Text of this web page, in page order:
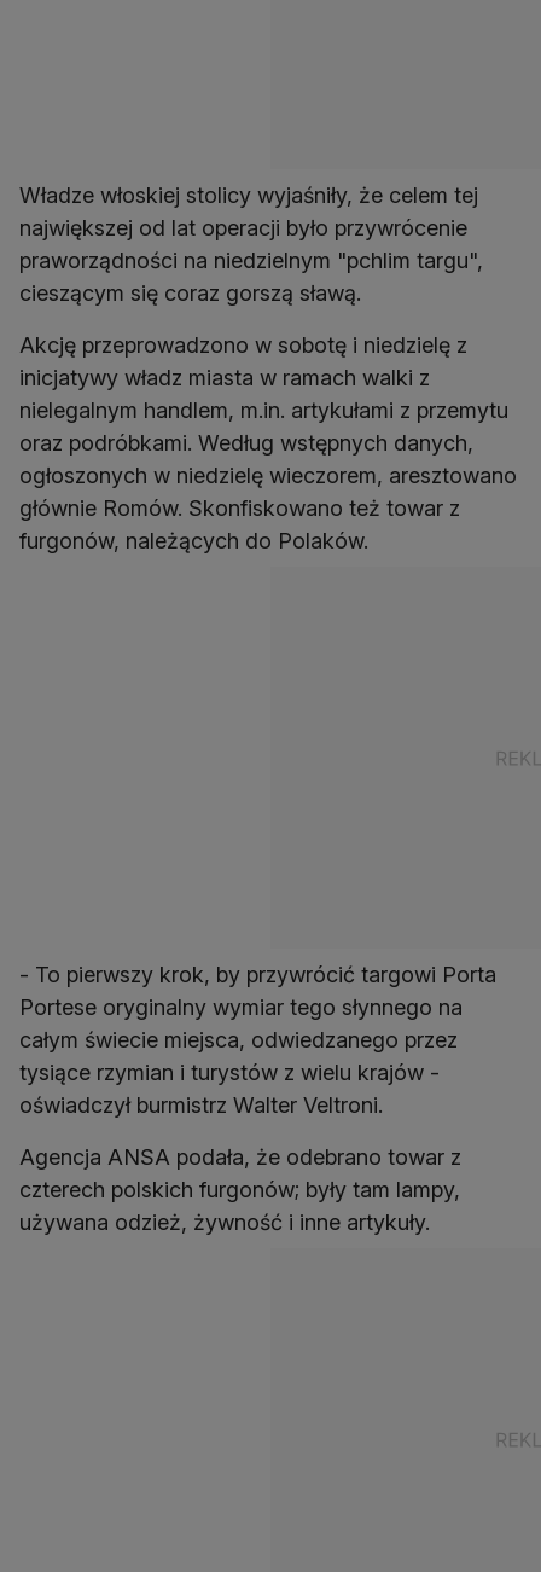
Władze włoskiej stolicy wyjaśniły, że celem tej
największej od lat operacji było przywrócenie
praworządności na niedzielnym "pchlim targu",
cieszącym się coraz gorszą sławą.
Akcję przeprowadzono w sobotę i niedzielę z
inicjatywy władz miasta w ramach walki z
nielegalnym handlem, m.in. artykułami z przemytu
oraz podróbkami. Według wstępnych danych,
ogłoszonych w niedzielę wieczorem, aresztowano
głównie Romów. Skonfiskowano też towar z
furgonów, należących do Polaków.
- To pierwszy krok, by przywrócić targowi Porta
Portese oryginalny wymiar tego słynnego na
całym świecie miejsca, odwiedzanego przez
tysiące rzymian i turystów z wielu krajów -
oświadczył burmistrz Walter Veltroni.
Agencja ANSA podała, że odebrano towar z
czterech polskich furgonów; były tam lampy,
używana odzież, żywność i inne artykuły.